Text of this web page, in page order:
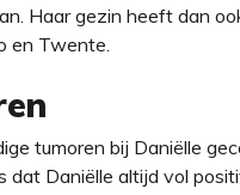
Haar gezin heeft dan
en Twente.
tumoren bij Daniëlle
dat Daniëlle altijd vol